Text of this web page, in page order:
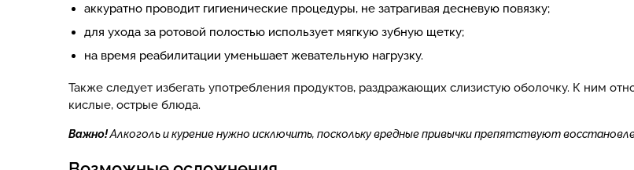
аккуратно проводит гигиенические процедуры, не затрагивая десневую повязку;
для ухода за ротовой полостью использует мягкую зубную щетку;
на время реабилитации уменьшает жевательную нагрузку.
Также следует избегать употребления продуктов, раздражающих слизистую оболочку. К ним
кислые, острые блюда.
Важно!Алкоголь и курение нужно исключить, поскольку вредные привычки препятствуют